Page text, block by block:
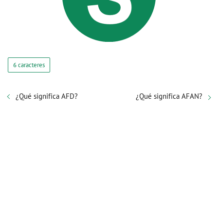
6 caracteres
¿Qué significa AFD? ¿Qué significa AFAN?